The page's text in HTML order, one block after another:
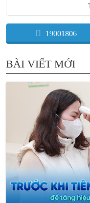
19001806
BÀI VIẾT MỚI